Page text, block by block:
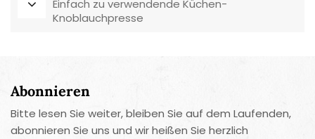
Einfach zu verwendende Küchen-
Knoblauchpresse
Abonnieren
Bitte lesen Sie weiter, bleiben Sie auf dem Laufenden,
abonnieren Sie uns und wir heißen Sie herzlich